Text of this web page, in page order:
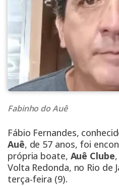
Fabinho do Auê
Fábio Fernandes,
Auê, de 57 anos, foi
própria boate, Auê Clube
Volta Redonda, no Rio de
terça-feira (9).